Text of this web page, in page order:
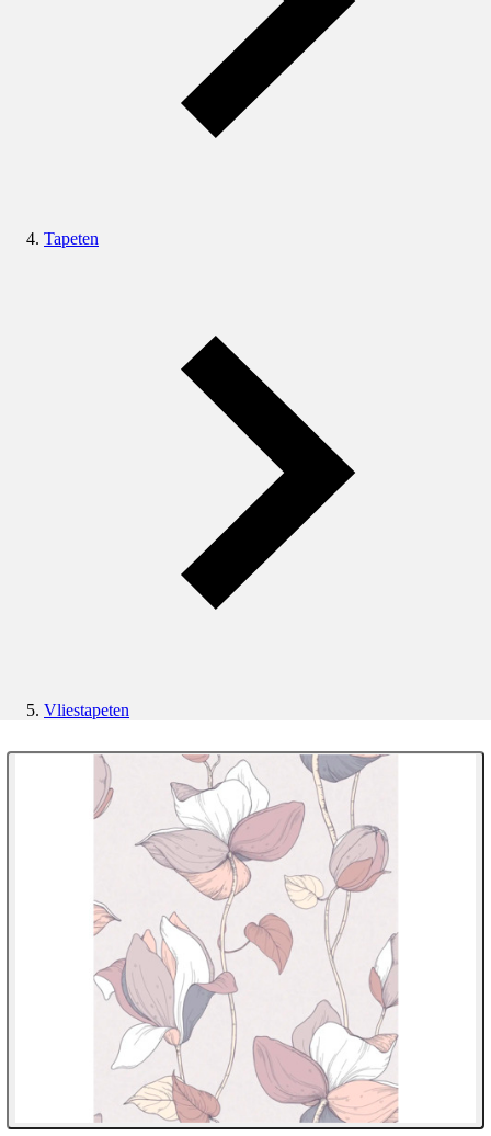
Tapeten
Vliestapeten